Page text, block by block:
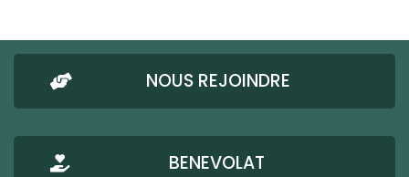
NOUS REJOINDRE
BENEVOLAT